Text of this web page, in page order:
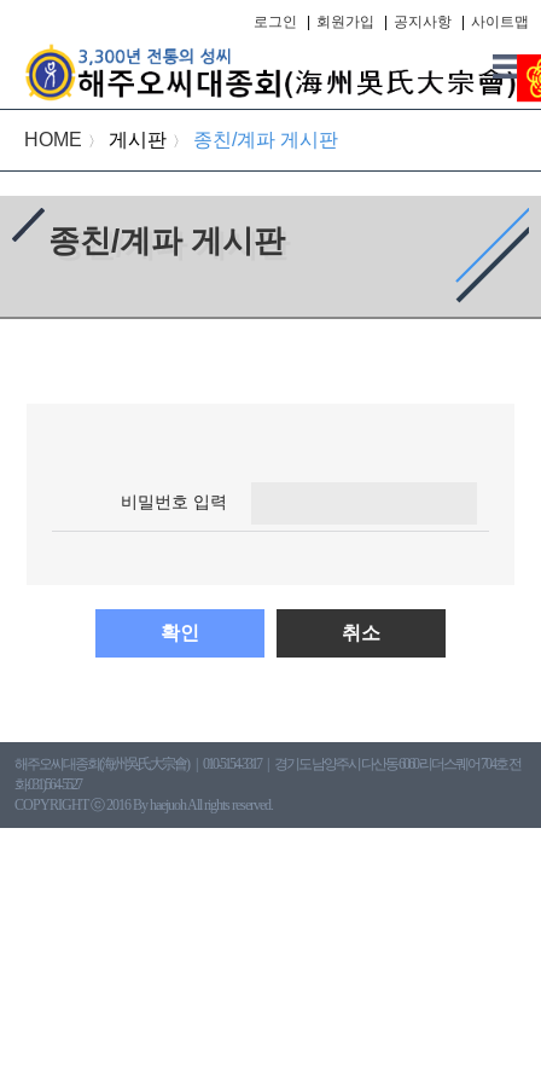
로그인 회원가입 공지사항 사이트맵
HOME 〉 게시판 〉 종친/계파 게시판
종친/계파 게시판
비밀번호 입력
확인 취소
해주오씨대종회(海州吳氏大宗會) 010-5154-3317
경기도 남양주시 다산동 6060 리더스퀘어 704호 전
화:031)564-5527
COPYRIGHT ⓒ 2016 By haejuoh All rights reserved.